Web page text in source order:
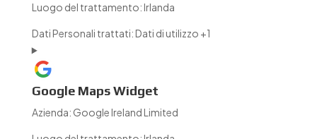
Luogo del trattamento:Irlanda
Dati Personali trattati:Dati di utilizzo +1
Google Maps Widget
Azienda: Google Ireland Limited